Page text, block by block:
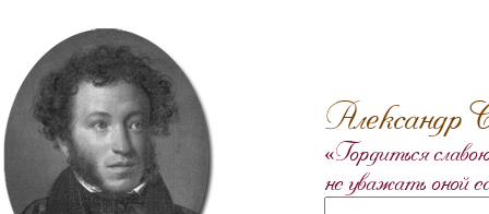
Александр
«Гордиться
не уважать оной